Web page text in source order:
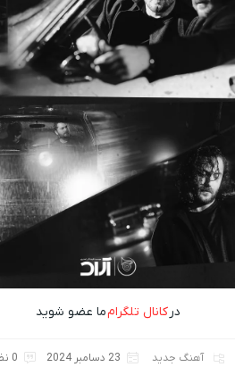
درکانال تلگرامما عضو شوید
آهنگ جدید 23 دسامبر 2024 0 نظر